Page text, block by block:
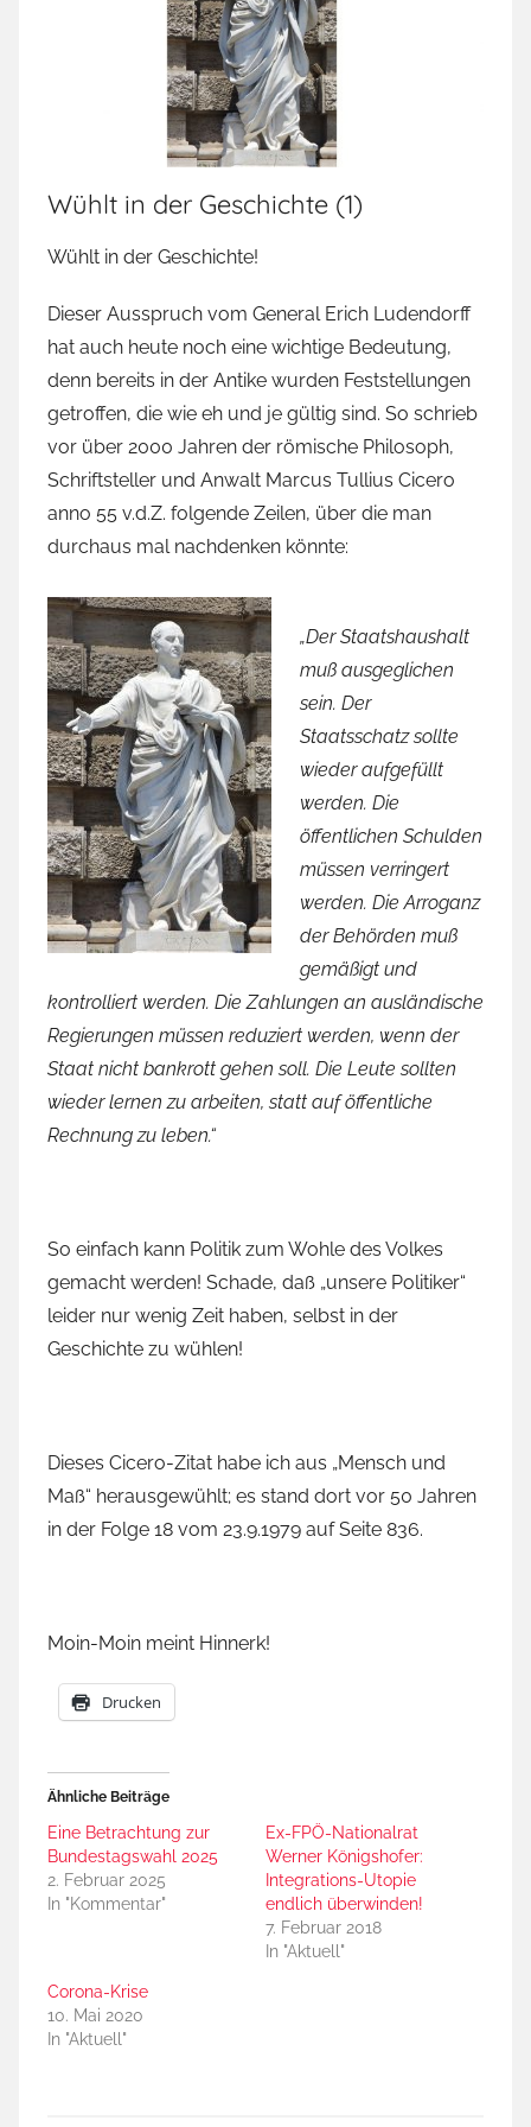
Wühlt in der Geschichte (1)
Wühlt in der Geschichte!
Dieser Ausspruch vom General Erich Ludendorff
hat auch heute noch eine wichtige Bedeutung,
denn bereits in der Antike wurden Feststellungen
getroffen, die wie eh und je gültig sind. So schrieb
vor über 2000 Jahren der römische Philosoph,
Schriftsteller und Anwalt Marcus Tullius Cicero
anno 55 v.d.Z. folgende Zeilen, über die man
durchaus mal nachdenken könnte:
„Der Staatshaushalt
muß ausgeglichen
sein. Der
Staatsschatz sollte
wieder aufgefüllt
werden. Die
öffentlichen Schulden
müssen verringert
werden. Die Arroganz
der Behörden muß
gemäßigt und
kontrolliert werden. Die Zahlungen an ausländische
Regierungen müssen reduziert werden, wenn der
Staat nicht bankrott gehen soll. Die Leute sollten
wieder lernen zu arbeiten, statt auf öffentliche
Rechnung zu leben.“
So einfach kann Politik zum Wohle des Volkes
gemacht werden! Schade, daß „unsere Politiker“
leider nur wenig Zeit haben, selbst in der
Geschichte zu wühlen!
Dieses Cicero-Zitat habe ich aus „Mensch und
Maß“ herausgewühlt; es stand dort vor 50 Jahren
in der Folge 18 vom 23.9.1979 auf Seite 836.
Moin-Moin meint Hinnerk!
Drucken
Ähnliche Beiträge
Eine Betrachtung zur
Bundestagswahl 2025
2. Februar 2025
In "Kommentar"
Ex-FPÖ-Nationalrat
Werner Königshofer:
Integrations-Utopie
endlich überwinden!
7. Februar 2018
In "Aktuell"
Corona-Krise
10. Mai 2020
In "Aktuell"